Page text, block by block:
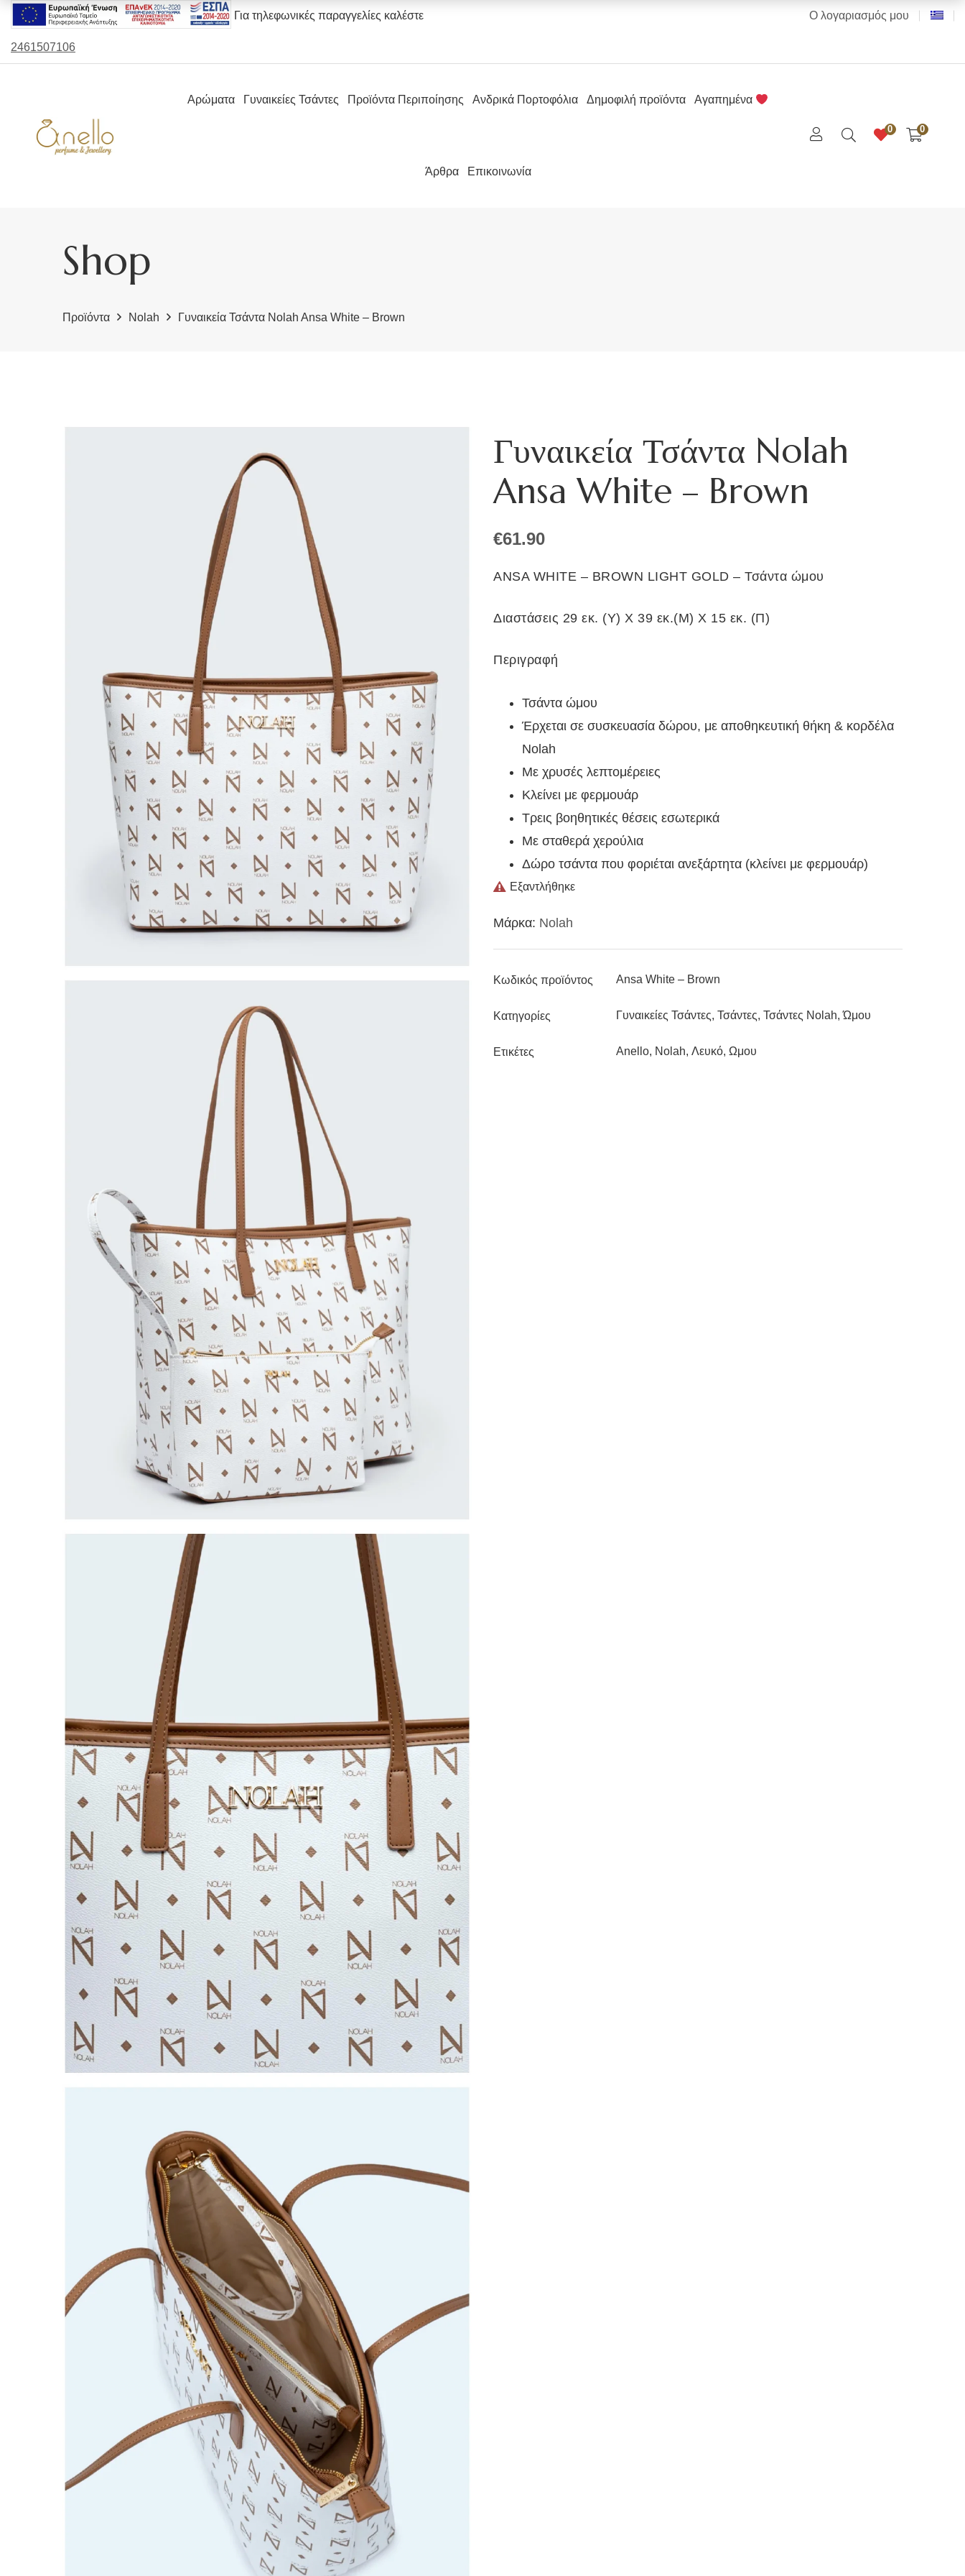
Για τηλεφωνικές παραγγελίες καλέστε
2461507106
Ο λογαριασμός μου
Αρώματα Γυναικείες Τσάντες Προϊόντα Περιποίησης Ανδρικά Πορτοφόλια Δημοφιλή προϊόντα Αγαπημένα
Άρθρα Επικοινωνία
0 0
Shop
Προϊόντα Nolah Γυναικεία Τσάντα Nolah Ansa White – Brown
Γυναικεία Τσάντα Nolah
Ansa White – Brown
€61.90
ANSA WHITE – BROWN LIGHT GOLD – Τσάντα ώμου
Διαστάσεις 29 εκ. (Υ) Χ 39 εκ.(Μ) Χ 15 εκ. (Π)
Περιγραφή
Τσάντα ώμου
Έρχεται σε συσκευασία δώρου, με αποθηκευτική θήκη & κορδέλα
Nolah
Με χρυσές λεπτομέρειες
Κλείνει με φερμουάρ
Τρεις βοηθητικές θέσεις εσωτερικά
Με σταθερά χερούλια
Δώρο τσάντα που φοριέται ανεξάρτητα (κλείνει με φερμουάρ)
Εξαντλήθηκε
Μάρκα: Nolah
Κωδικός προϊόντος Ansa White – Brown
Κατηγορίες Γυναικείες Τσάντες, Τσάντες, Τσάντες Nolah,Ώμου
Ετικέτες Anello, Nolah, Λευκό, Ωμου